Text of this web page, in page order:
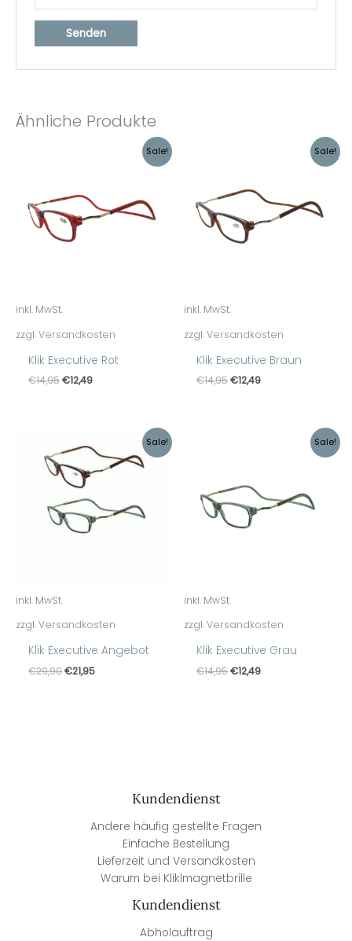
Ähnliche Produkte
Sale!
inkl. MwSt.
zzgl.Versandkosten
Klik Executive Rot
€14,95€12,49
Sale!
inkl. MwSt.
zzgl.Versandkosten
Klik Executive Braun
€14,95€12,49
Sale!
inkl. MwSt.
zzgl.Versandkosten
Klik Executive Angebot
€29,90
Preis
war:
€29,90
€21,95
Preis
ist:
€21,95.
Sale!
inkl. MwSt.
zzgl.Versandkosten
Klik Executive Grau
€14,95€12,49
Kundendienst
Andere häufig gestellte Fragen
Einfache Bestellung
Lieferzeit und Versandkosten
Warum bei Kliklmagnetbrille
Kundendienst
Abholauftrag